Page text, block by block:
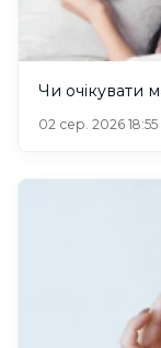
Чи очікувати
02 сер. 2026 18:55